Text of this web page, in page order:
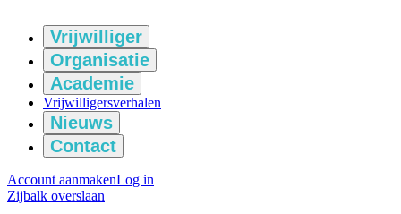
Vrijwilliger
Organisatie
Academie
Vrijwilligersverhalen
Nieuws
Contact
Account aanmakenLog in
Zijbalk overslaan